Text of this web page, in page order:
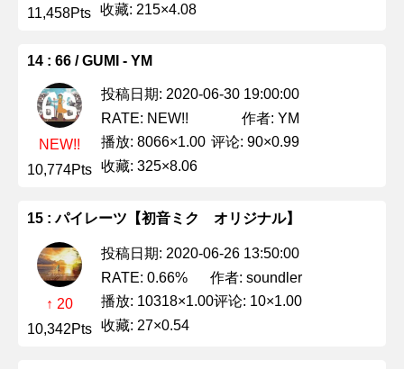
11,458Pts 收藏: 215×4.08
14 : 66 / GUMI - YM
NEW!!
10,774Pts
投稿日期: 2020-06-30 19:00:00
RATE: NEW!!
作者: YM
播放: 8066×1.00 评论: 90×0.99
收藏: 325×8.06
15 : パイレーツ【初音ミク オリジナル】
↑ 20
10,342Pts
投稿日期: 2020-06-26 13:50:00
RATE: 0.66%
作者: soundler
播放: 10318×1.00评论: 10×1.00
收藏: 27×0.54